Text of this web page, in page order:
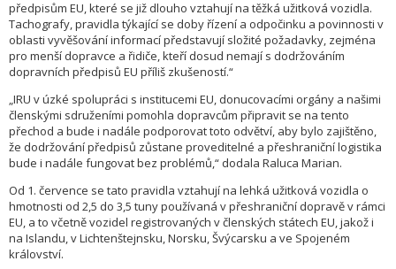
předpisům EU, které se již dlouho vztahují na těžká užitková vozidla.
Tachografy, pravidla týkající se doby řízení a odpočinku a povinnosti v
oblasti vyvěšování informací představují složité požadavky, zejména
pro menší dopravce a řidiče, kteří dosud nemají s dodržováním
dopravních předpisů EU příliš zkušeností.“
„IRU v úzké spolupráci s institucemi EU, donucovacími orgány a našimi
členskými sdruženími pomohla dopravcům připravit se na tento
přechod a bude i nadále podporovat toto odvětví, aby bylo zajištěno,
že dodržování předpisů zůstane proveditelné a přeshraniční logistika
bude i nadále fungovat bez problémů,“ dodala Raluca Marian.
Od 1. července se tato pravidla vztahují na lehká užitková vozidla o
hmotnosti od 2,5 do 3,5 tuny používaná v přeshraniční dopravě v rámci
EU, a to včetně vozidel registrovaných v členských státech EU, jakož i
na Islandu, v Lichtenštejnsku, Norsku, Švýcarsku a ve Spojeném
království.